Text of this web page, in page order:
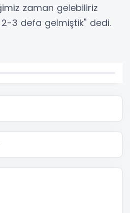
zaman gelebiliriz
3 defa gelmiştik" dedi.